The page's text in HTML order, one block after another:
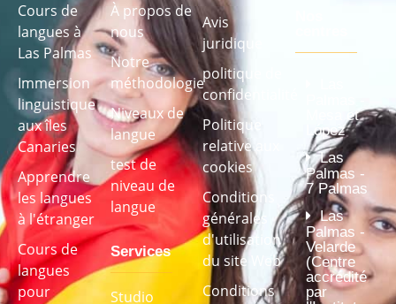
Cours de
langues à
Las Palmas
Immersion
linguistique
aux îles
Canaries
Apprendre
les langues
à l'étranger
Cours de
langues
pour
À propos de
nous
Notre
méthodologie
Niveaux de
langue
test de
niveau de
langue
Services
Studio
Avis
juridique
politique de
confidentialité
Politique
relative aux
cookies
Conditions
générales
d'utilisation
du site Web
Conditions
Mesa et
López
Las
Palmas -
7 Palmas
Las
Palmas -
Velarde
(Centre
accrédité
par